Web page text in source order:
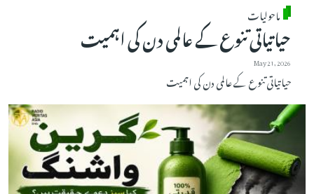
ماحولیات
حیاتیاتی تنوع کے عالمی دن کی اہمیت
May 21, 2026
حیاتیاتی تنوع کے عالمی دن کی اہمیت